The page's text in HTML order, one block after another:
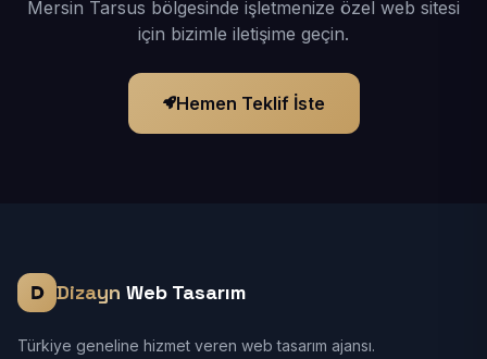
Mersin Tarsus bölgesinde işletmenize özel web sitesi
için bizimle iletişime geçin.
Hemen Teklif İste
Dizayn Web Tasarım
Türkiye geneline hizmet veren web tasarım ajansı.